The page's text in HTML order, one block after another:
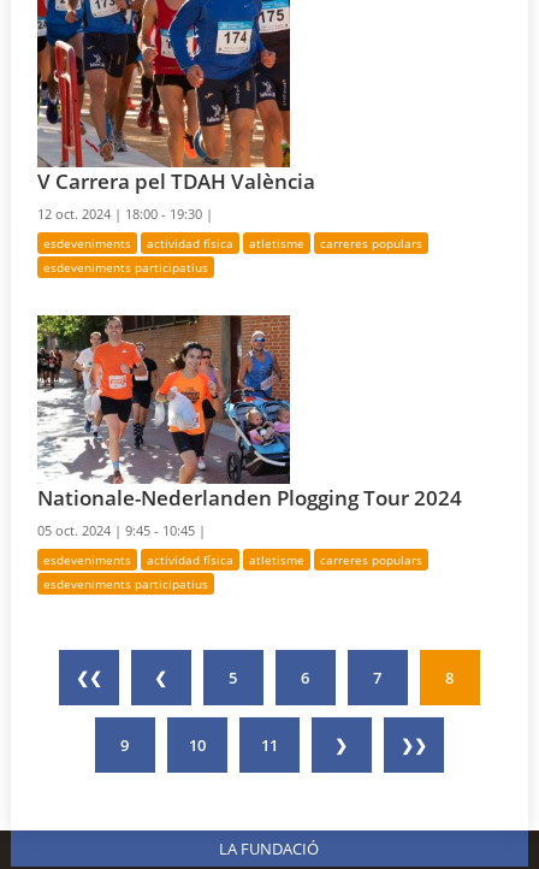
V Carrera pel TDAH València
12 oct. 2024 | 18:00 - 19:30 |
esdeveniments actividad física atletisme
carreres populars
esdeveniments participatius
Nationale-Nederlanden Plogging Tour 2024
05 oct. 2024 |9:45 - 10:45 |
esdeveniments actividad física atletisme
carreres populars
esdeveniments participatius
❮❮ ❮ 5 6 7 8
9 10 11 ❯ ❯❯
LA FUNDACIÓ